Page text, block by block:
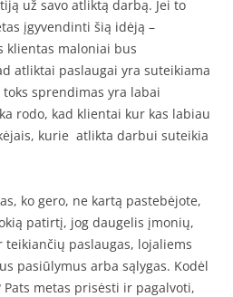
už savo atliktą darbą. Jei to
įgyvendinti šią idėją –
klientas maloniai bus
atliktai paslaugai yra suteikiama
sprendimas yra labai
rodo, kad klientai kur kas labiau
kurie atlikta darbui suteikia
ko gero, ne kartą pastebėjote,
patirtį, jog daugelis įmonių,
paslaugas, lojaliems
pasiūlymus arba sąlygas. Kodėl
metas prisėsti ir pagalvoti,